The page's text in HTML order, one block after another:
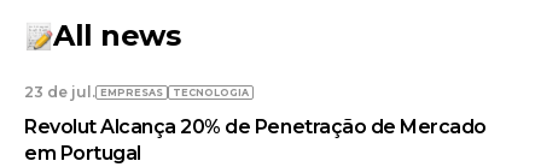
All news
23 de jul. EMPRESAS TECNOLOGIA
Revolut Alcança 20% de Penetração de Mercado
em Portugal